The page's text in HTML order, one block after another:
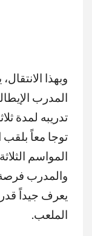
وبهذا
المدرب
تدريبه لمدة
توجا معاً بلقب
المواسم
والمدرب
يعرف جيداً
الملعب.